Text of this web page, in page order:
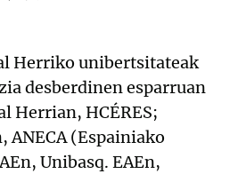
Herriko unibertsitateak
desberdinen esparruan
Herrian, HCÉRES;
ANECA (Espainiako
Unibasq. EAEn,